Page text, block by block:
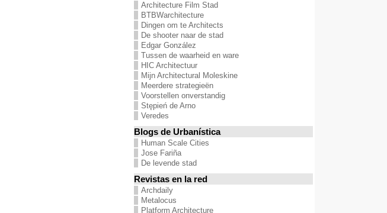
Architecture Film Stad
BTBWarchitecture
Dingen om te Architects
De shooter naar de stad
Edgar González
Tussen de waarheid en ware
HIC Architectuur
Mijn Architectural Moleskine
Meerdere strategieën
Voorstellen onverstandig
Stępień de Arno
Veredes
Blogs de Urbanística
Human Scale Cities
Jose Fariña
De levende stad
Revistas en la red
Archdaily
Metalocus
Platform Architecture